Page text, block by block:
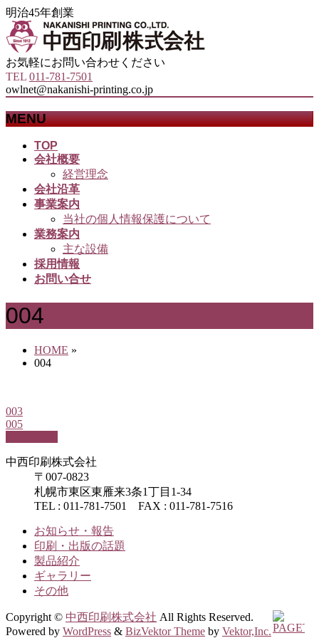
明治45年創業
お気軽にお問い合わせください
TEL 011-781-7501
owlnet@nakanishi-printing.co.jp
MENU
TOP
会社概要
経営理念
会社沿革
事業案内
当社の個人情報保護について
業務案内
主な設備
採用情報
お問い合せ
004
HOME »
004
003
005
中西印刷株式会社
〒007-0823
札幌市東区東雁来3条1丁目1-34
TEL : 011-781-7501 FAX : 011-781-7516
お知らせ・報告
印刷・出版の話題
製品紹介
ギャラリー
その他
Copyright © 中西印刷株式会社 All Rights Reserved.
Powered by WordPress & BizVektor Theme by Vektor,Inc.